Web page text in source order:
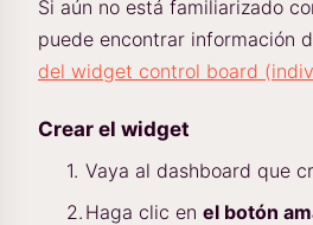
Si aún no está familiarizado
puede encontrar información
del widget control board
Crear el widget
Vaya al dashboard que
Haga clic en el botón